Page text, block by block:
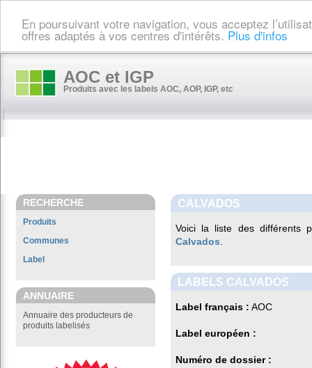
En poursuivant votre navigation, vous acceptez
offres adaptés à vos centres d'intérêts. Plus d'infos
AOC et IGP
Produits avec les labels AOC, AOP, IGP, etc
RECHERCHE
Produits
Communes
Label
ANNUAIRE
Annuaire des producteurs de
produits labelisés
CALVADOS
Voici la liste des différents
Calvados
LABELS CALVADOS
Label français : AOC
Label européen :
Numéro de dossier :